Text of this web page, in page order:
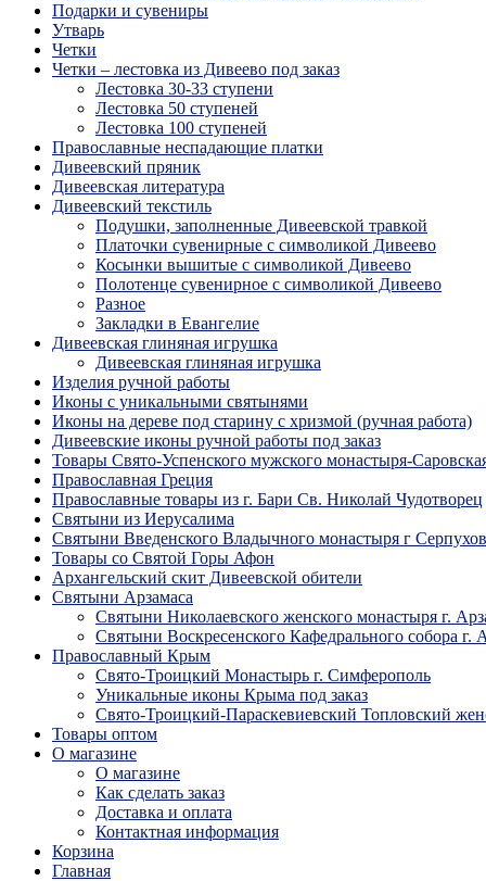
Подарки и сувениры
Утварь
Четки
Четки – лестовка из Дивеево под заказ
Лестовка 30-33 ступени
Лестовка 50 ступеней
Лестовка 100 ступеней
Православные неспадающие платки
Дивеевский пряник
Дивеевская литература
Дивеевский текстиль
Подушки, заполненные Дивеевской травкой
Платочки сувенирные с символикой Дивеево
Косынки вышитые с символикой Дивеево
Полотенце сувенирное с символикой Дивеево
Разное
Закладки в Евангелие
Дивеевская глиняная игрушка
Дивеевская глиняная игрушка
Изделия ручной работы
Иконы с уникальными святынями
Иконы на дереве под старину с хризмой (ручная работа)
Дивеевские иконы ручной работы под заказ
Товары Свято-Успенского мужского монастыря-
Православная Греция
Православные товары из г. Бари Св. Николай Чудотворец
Святыни из Иерусалима
Святыни Введенского Владычного монастыря г Серпухов
Товары со Святой Горы Афон
Архангельский скит Дивеевской обители
Святыни Арзамаса
Святыни Николаевского женского монастыря г.
Святыни Воскресенского Кафедрального собора г.
Православный Крым
Свято-Троицкий Монастырь г. Симферополь
Уникальные иконы Крыма под заказ
Свято-Троицкий-Параскевиевский Топловский
Товары оптом
О магазине
О магазине
Как сделать заказ
Доставка и оплата
Контактная информация
Корзина
Главная